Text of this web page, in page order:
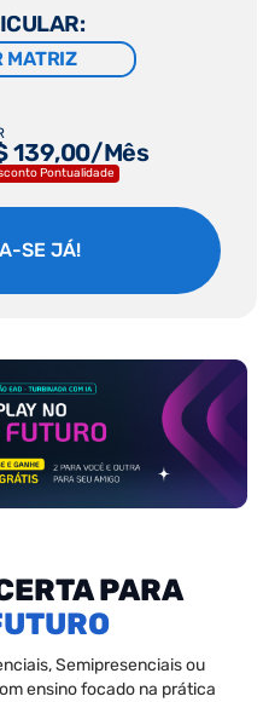
MATRIZ
139,00/Mês
Pontualidade
SE JÁ!
PARA
Semipresenciais ou
ensino focado na prática